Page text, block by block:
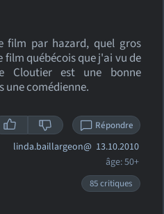
film par hazard, quel gros
film québécois que j'ai vu de
Cloutier est une bonne
une comédienne.
Répondre
linda.baillargeon@ 13.10.2010
âge: 50+
85 critiques